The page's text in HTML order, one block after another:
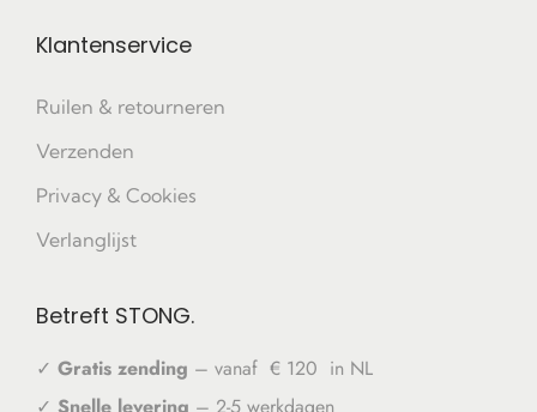
Klantenservice
Ruilen & retourneren
Verzenden
Privacy & Cookies
Verlanglijst
Betreft STONG.
✓ Gratis zending – vanaf € 120 in NL
✓ Snelle levering – 2-5 werkdagen